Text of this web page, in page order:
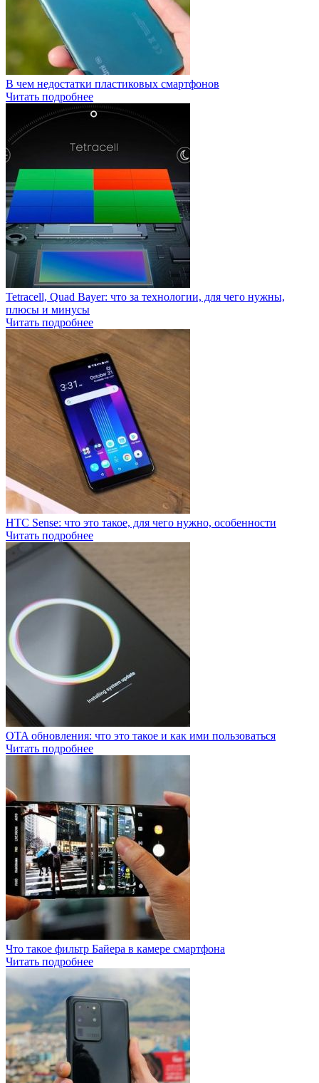
В чем недостатки пластиковых смартфонов
Читать подробнее
Tetracell, Quad Bayer: что за технологии, для чего нужны,
плюсы и минусы
Читать подробнее
HTC Sense: что это такое, для чего нужно, особенности
Читать подробнее
OTA обновления: что это такое и как ими пользоваться
Читать подробнее
Что такое фильтр Байера в камере смартфона
Читать подробнее